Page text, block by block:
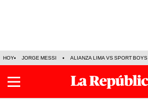
HOY JORGE MESSI ALIANZA LIMA VS SPORT BOYS